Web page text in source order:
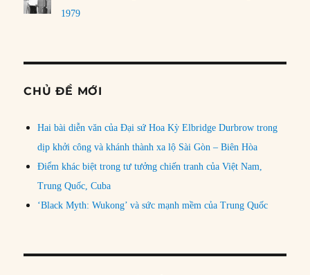
1979
CHỦ ĐỀ MỚI
Hai bài diễn văn của Đại sứ Hoa Kỳ Elbridge Durbrow trong
dịp khởi công và khánh thành xa lộ Sài Gòn – Biên Hòa
Điểm khác biệt trong tư tưởng chiến tranh của Việt Nam,
Trung Quốc, Cuba
‘Black Myth: Wukong’ và sức mạnh mềm của Trung Quốc